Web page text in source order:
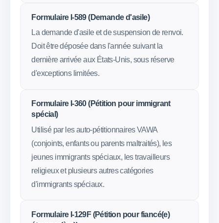
Formulaire I-589 (Demande d'asile)
La demande d'asile et de suspension de renvoi.
Doit être déposée dans l'année suivant la
dernière arrivée aux États-Unis, sous réserve
d'exceptions limitées.
Formulaire I-360 (Pétition pour immigrant
spécial)
Utilisé par les auto-pétitionnaires VAWA
(conjoints, enfants ou parents maltraités), les
jeunes immigrants spéciaux, les travailleurs
religieux et plusieurs autres catégories
d'immigrants spéciaux.
Formulaire I-129F (Pétition pour fiancé(e)